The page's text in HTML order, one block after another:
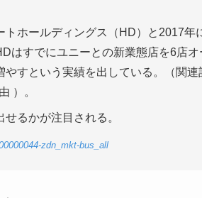
ホールディングス（HD）と2017年
はすでにユニーとの新業態店を6店
すという実績を出している。（関連
）。
るかが注目される。
zdn_mkt-bus_all